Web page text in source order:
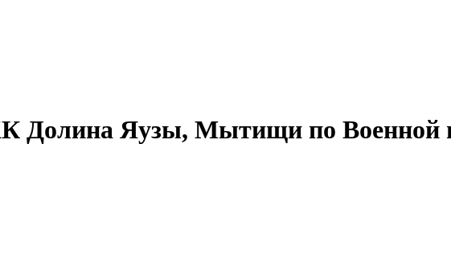
Долина Яузы, Мытищи по Военной